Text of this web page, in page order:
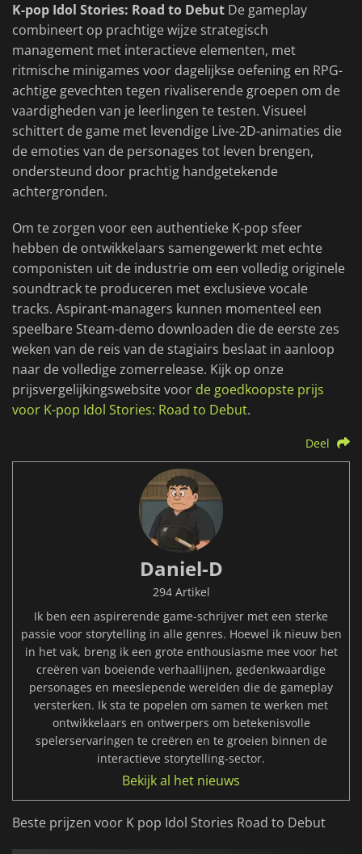
K-pop Idol Stories: Road to Debut De gameplay
combineert op prachtige wijze strategisch
management met interactieve elementen, met
ritmische minigames voor dagelijkse oefening en RPG-
achtige gevechten tegen rivaliserende groepen om de
vaardigheden van je leerlingen te testen. Visueel
schittert de game met levendige Live-2D-animaties die
de emoties van de personages tot leven brengen,
ondersteund door prachtig handgetekende
achtergronden.
Om te zorgen voor een authentieke K-pop sfeer
hebben de ontwikkelaars samengewerkt met echte
componisten uit de industrie om een volledig originele
soundtrack te produceren met exclusieve vocale
tracks. Aspirant-managers kunnen momenteel een
speelbare Steam-demo downloaden die de eerste zes
weken van de reis van de stagiairs beslaat in aanloop
naar de volledige zomerrelease. Kijk op onze
prijsvergelijkingswebsite voor de goedkoopste prijs
voor K-pop Idol Stories: Road to Debut.
Deel
Daniel-D
294 Artikel
Ik ben een aspirerende game-schrijver met een sterke
passie voor storytelling in alle genres. Hoewel ik nieuw ben
in het vak, breng ik een grote enthousiasme mee voor het
creëren van boeiende verhaallijnen, gedenkwaardige
personages en meeslepende werelden die de gameplay
versterken. Ik sta te popelen om samen te werken met
ontwikkelaars en ontwerpers om betekenisvolle
spelerservaringen te creëren en te groeien binnen de
interactieve storytelling-sector.
Bekijk al het nieuws
Beste prijzen voor K pop Idol Stories Road to Debut